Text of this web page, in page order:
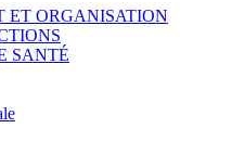
ET ORGANISATION
SANTÉ